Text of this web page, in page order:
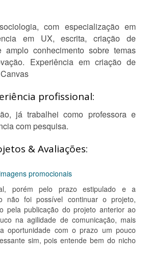
com especialização em
em UX, escrita, criação de
amplo conhecimento sobre temas
Experiência em criação de
profissional:
já trabalhei como professora e
com pesquisa.
& Avaliações:
promocionais
porém pelo prazo estipulado e a
não foi possível continuar o projeto,
pela publicação do projeto anterior ao
na agilidade de comunicação, mais
oportunidade com o prazo um pouco
sim, pois entende bem do nicho